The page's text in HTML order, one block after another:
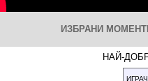
ИЗБРАНИ
НАЙ-